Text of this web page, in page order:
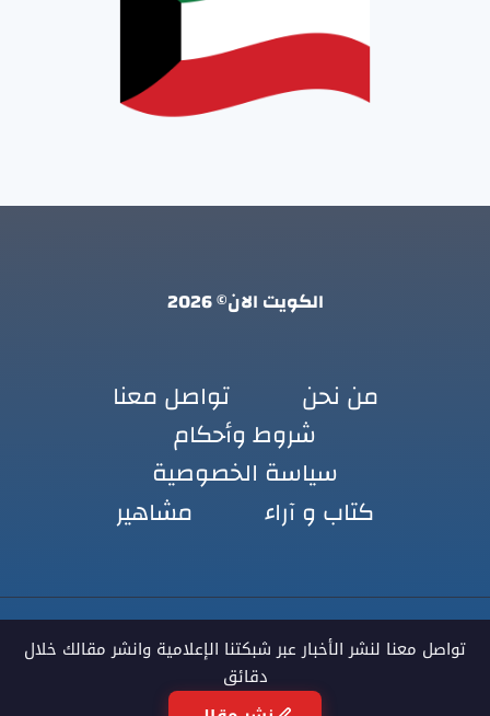
الكويت الان© 2026
من نحن
تواصل معنا
شروط وأحكام
سياسة الخصوصية
كتاب و آراء
مشاهير
تواصل معنا لنشر الأخبار عبر شبكتنا الإعلامية وانشر مقالك خلال
دقائق